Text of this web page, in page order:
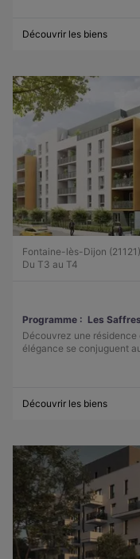
Découvrir les biens
Fontaine-lès-Dijon (21121)
Du T3 au T4
Programme : Les
Découvrez une
élégance se conjuguent
Découvrir les biens